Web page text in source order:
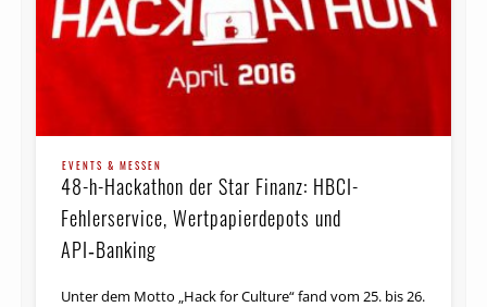
EVENTS & MESSEN
48-h-Hackathon der Star Finanz: HBCI-
Fehlerservice, Wert­papier­depots und
API‑Banking
Unter dem Motto „Hack for Culture“ fand vom 25. bis 26.